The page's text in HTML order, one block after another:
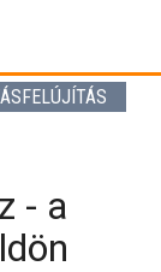
- a